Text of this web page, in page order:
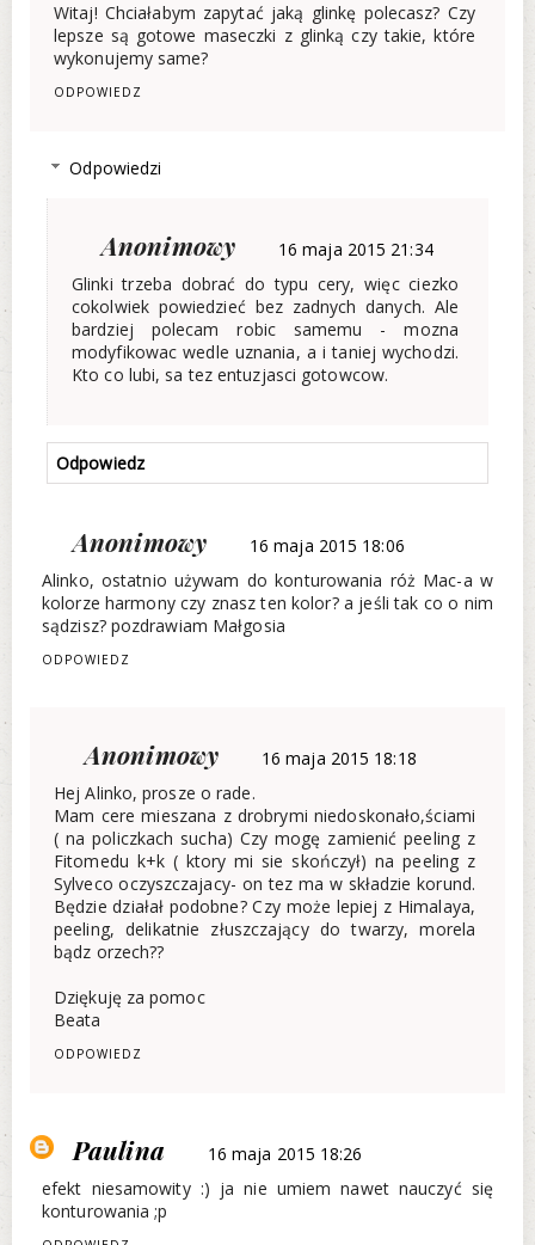
Witaj! Chciałabym zapytać jaką glinkę polecasz? Czy
lepsze są gotowe maseczki z glinką czy takie, które
wykonujemy same?
ODPOWIEDZ
Odpowiedzi
Anonimowy
16 maja 2015 21:34
Glinki trzeba dobrać do typu cery, więc ciezko
cokolwiek powiedzieć bez zadnych danych. Ale
bardziej polecam robic samemu - mozna
modyfikowac wedle uznania, a i taniej wychodzi.
Kto co lubi, sa tez entuzjasci gotowcow.
Odpowiedz
Anonimowy
16 maja 2015 18:06
Alinko, ostatnio używam do konturowania róż Mac-a w
kolorze harmony czy znasz ten kolor? a jeśli tak co o nim
sądzisz? pozdrawiam Małgosia
ODPOWIEDZ
Anonimowy
16 maja 2015 18:18
Hej Alinko, prosze o rade.
Mam cere mieszana z drobrymi niedoskonało,ściami
( na policzkach sucha) Czy mogę zamienić peeling z
Fitomedu k+k ( ktory mi sie skończył) na peeling z
Sylveco oczyszczajacy- on tez ma w składzie korund.
Będzie działał podobne? Czy może lepiej z Himalaya,
peeling, delikatnie złuszczający do twarzy, morela
bądz orzech??
Dziękuję za pomoc
Beata
ODPOWIEDZ
Paulina
16 maja 2015 18:26
efekt niesamowity :) ja nie umiem nawet nauczyć się
konturowania ;p